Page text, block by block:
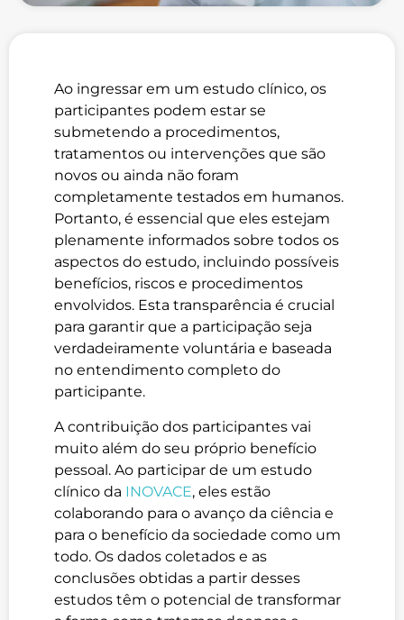
Ao ingressar em um estudo clínico, os
participantes podem estar se
submetendo a procedimentos,
tratamentos ou intervenções que são
novos ou ainda não foram
completamente testados em humanos.
Portanto, é essencial que eles estejam
plenamente informados sobre todos os
aspectos do estudo, incluindo possíveis
benefícios, riscos e procedimentos
envolvidos. Esta transparência é crucial
para garantir que a participação seja
verdadeiramente voluntária e baseada
no entendimento completo do
participante.
A contribuição dos participantes vai
muito além do seu próprio benefício
pessoal. Ao participar de um estudo
clínico da INOVACE, eles estão
colaborando para o avanço da ciência e
para o benefício da sociedade como um
todo. Os dados coletados e as
conclusões obtidas a partir desses
estudos têm o potencial de transformar